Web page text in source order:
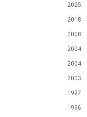
2025
2018
2008
2004
2004
2003
1997
1996